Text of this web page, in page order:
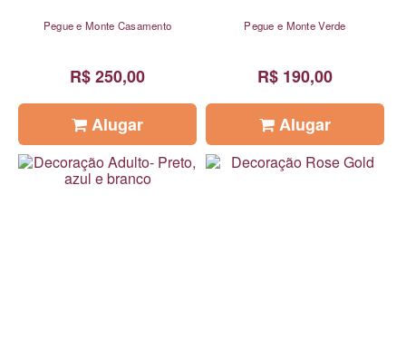
Pegue e Monte Casamento
R$ 250,00
Alugar
Pegue e Monte Verde
R$ 190,00
Alugar